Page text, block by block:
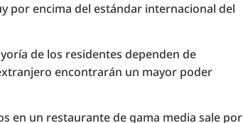
por encima del estándar internacional del
de los residentes dependen de
encontrarán un mayor poder
en un restaurante de gama media sale por